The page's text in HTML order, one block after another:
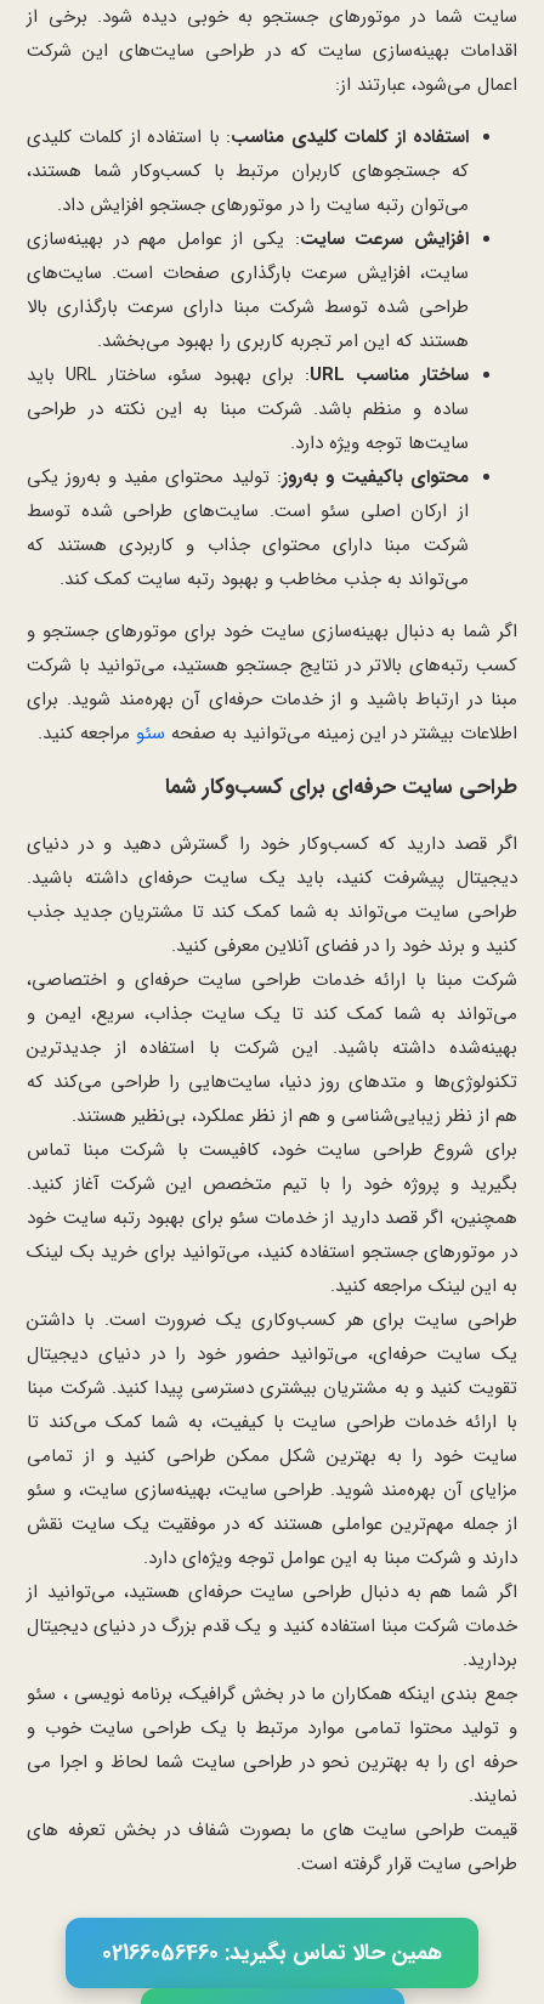
سایت شما در موتورهای جستجو به خوبی دیده شود. برخی از
اقدامات بهینه‌سازی سایت که در طراحی سایت‌های این شرکت
اعمال می‌شود، عبارتند از:
استفاده از کلمات کلیدی مناسب: با استفاده از کلمات کلیدی
که جستجوهای کاربران مرتبط با کسب‌وکار شما هستند،
می‌توان رتبه سایت را در موتورهای جستجو افزایش داد.
افزایش سرعت سایت: یکی از عوامل مهم در بهینه‌سازی
سایت، افزایش سرعت بارگذاری صفحات است. سایت‌های
طراحی شده توسط شرکت مبنا دارای سرعت بارگذاری بالا
هستند که این امر تجربه کاربری را بهبود می‌بخشد.
ساختار مناسب URL
: برای بهبود سئو، ساختار URL باید
ساده و منظم باشد. شرکت مبنا به این نکته در طراحی
سایت‌ها توجه ویژه دارد.
محتوای باکیفیت و به‌روز: تولید محتوای مفید و به‌روز یکی
از ارکان اصلی سئو است. سایت‌های طراحی شده توسط
شرکت مبنا دارای محتوای جذاب و کاربردی هستند که
می‌تواند به جذب مخاطب و بهبود رتبه سایت کمک کند.
اگر شما به دنبال بهینه‌سازی سایت خود برای موتورهای جستجو و
کسب رتبه‌های بالاتر در نتایج جستجو هستید، می‌توانید با شرکت
مبنا در ارتباط باشید و از خدمات حرفه‌ای آن بهره‌مند شوید. برای
اطلاعات بیشتر در این زمینه می‌توانید به صفحه سئو مراجعه کنید.
طراحی سایت حرفه‌ای برای کسب‌وکار شما
اگر قصد دارید که کسب‌وکار خود را گسترش دهید و در دنیای
دیجیتال پیشرفت کنید، باید یک سایت حرفه‌ای داشته باشید.
طراحی سایت می‌تواند به شما کمک کند تا مشتریان جدید جذب
کنید و برند خود را در فضای آنلاین معرفی کنید.
شرکت مبنا با ارائه خدمات طراحی سایت حرفه‌ای و اختصاصی،
می‌تواند به شما کمک کند تا یک سایت جذاب، سریع، ایمن و
بهینه‌شده داشته باشید. این شرکت با استفاده از جدیدترین
تکنولوژی‌ها و متدهای روز دنیا، سایت‌هایی را طراحی می‌کند که
هم از نظر زیبایی‌شناسی و هم از نظر عملکرد، بی‌نظیر هستند.
برای شروع طراحی سایت خود، کافیست با شرکت مبنا تماس
بگیرید و پروژه خود را با تیم متخصص این شرکت آغاز کنید.
همچنین، اگر قصد دارید از خدمات سئو برای بهبود رتبه سایت خود
در موتورهای جستجو استفاده کنید، می‌توانید برای خرید بک لینک
به این لینک مراجعه کنید.
طراحی سایت برای هر کسب‌وکاری یک ضرورت است. با داشتن
یک سایت حرفه‌ای، می‌توانید حضور خود را در دنیای دیجیتال
تقویت کنید و به مشتریان بیشتری دسترسی پیدا کنید. شرکت مبنا
با ارائه خدمات طراحی سایت با کیفیت، به شما کمک می‌کند تا
سایت خود را به بهترین شکل ممکن طراحی کنید و از تمامی
مزایای آن بهره‌مند شوید. طراحی سایت، بهینه‌سازی سایت، و سئو
از جمله مهم‌ترین عواملی هستند که در موفقیت یک سایت نقش
دارند و شرکت مبنا به این عوامل توجه ویژه‌ای دارد.
اگر شما هم به دنبال طراحی سایت حرفه‌ای هستید، می‌توانید از
خدمات شرکت مبنا استفاده کنید و یک قدم بزرگ در دنیای دیجیتال
بردارید.
جمع بندی اینکه همکاران ما در بخش گرافیک، برنامه نویسی ، سئو
و تولید محتوا تمامی موارد مرتبط با یک طراحی سایت خوب و
حرفه ای را به بهترین نحو در طراحی سایت شما لحاظ و اجرا می
نمایند.
قیمت طراحی سایت های ما بصورت شفاف در بخش تعرفه های
طراحی سایت قرار گرفته است.
همین حالا تماس بگیرید: 02166056460